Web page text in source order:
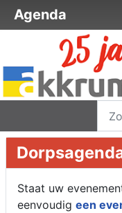
Staat uw
eenvoudig een
Agenda